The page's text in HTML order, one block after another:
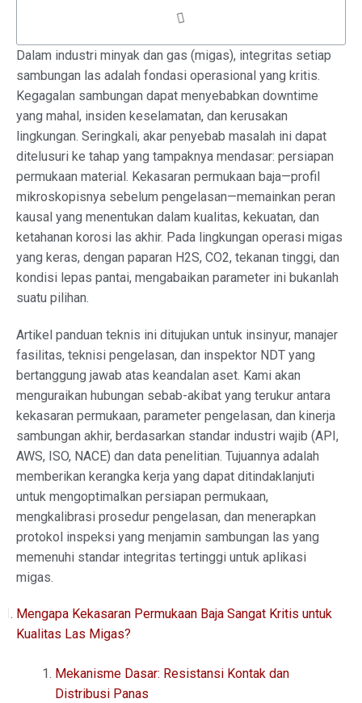
Dalam industri minyak dan gas (migas), integritas setiap
sambungan las adalah fondasi operasional yang kritis.
Kegagalan sambungan dapat menyebabkan downtime
yang mahal, insiden keselamatan, dan kerusakan
lingkungan. Seringkali, akar penyebab masalah ini dapat
ditelusuri ke tahap yang tampaknya mendasar: persiapan
permukaan material. Kekasaran permukaan baja—profil
mikroskopisnya sebelum pengelasan—memainkan peran
kausal yang menentukan dalam kualitas, kekuatan, dan
ketahanan korosi las akhir. Pada lingkungan operasi migas
yang keras, dengan paparan H2S, CO2, tekanan tinggi, dan
kondisi lepas pantai, mengabaikan parameter ini bukanlah
suatu pilihan.
Artikel panduan teknis ini ditujukan untuk insinyur, manajer
fasilitas, teknisi pengelasan, dan inspektor NDT yang
bertanggung jawab atas keandalan aset. Kami akan
menguraikan hubungan sebab-akibat yang terukur antara
kekasaran permukaan, parameter pengelasan, dan kinerja
sambungan akhir, berdasarkan standar industri wajib (API,
AWS, ISO, NACE) dan data penelitian. Tujuannya adalah
memberikan kerangka kerja yang dapat ditindaklanjuti
untuk mengoptimalkan persiapan permukaan,
mengkalibrasi prosedur pengelasan, dan menerapkan
protokol inspeksi yang menjamin sambungan las yang
memenuhi standar integritas tertinggi untuk aplikasi
migas.
Mengapa Kekasaran Permukaan Baja Sangat Kritis untuk
Kualitas Las Migas?
Mekanisme Dasar: Resistansi Kontak dan
Distribusi Panas